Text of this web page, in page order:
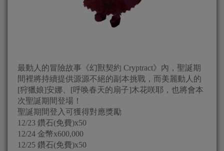
最動人的冒險故事《幻獸契約 Cryptract》內，聖誕期
間裡將持續提供源源不絕的副本挑戰，而美麗動人的
[狩獵娘]安娜、[呼唤春天的扇子]木花咲耶，也將會本
次聖誕期間登場！
聖誕期間登入可獲得對應獎勵
12/23 鑽石(免費)x50
12/24 金幣x600,000
12/25 鑽石(免費)x50